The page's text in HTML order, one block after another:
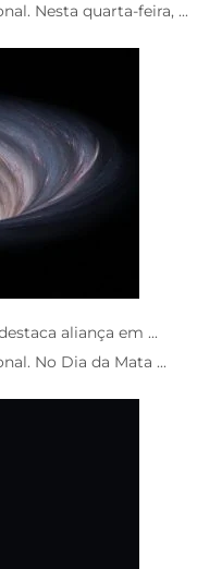
Nesta quarta-feira, ...
aliança em ...
No Dia da Mata ...